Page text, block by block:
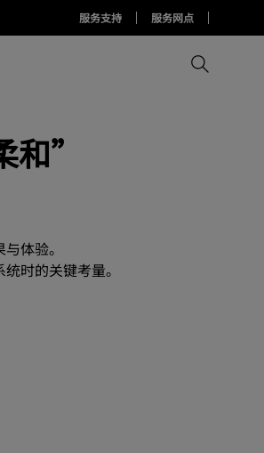
服务支持 服务网点
比较所有显示器
比较所有投影机
比较所有智慧台灯
和”
体验。
时的关键考量。